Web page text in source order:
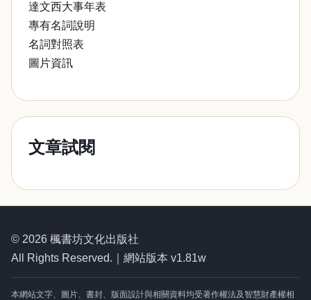
達文西大事年表
專有名詞說明
名詞對照表
圖片資訊
文章試閱
© 2026 楓書坊文化出版社
All Rights Reserved.｜網站版本 v1.81w
本網站文字、圖片、書封、版面設計與相關資料均受著作權法及智慧財產權相